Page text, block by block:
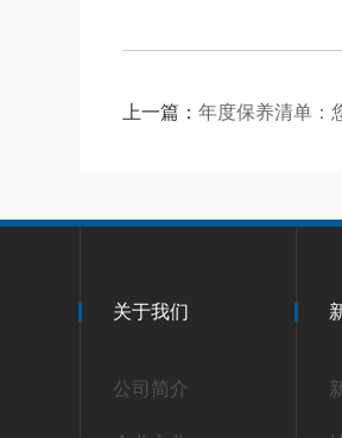
上一篇：年度保养清单：
关于我们
公司简介